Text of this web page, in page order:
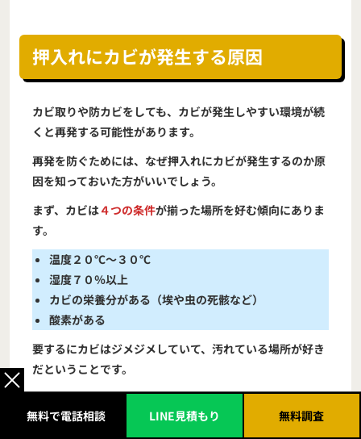
押入れにカビが発生する原因
カビ取りや防カビをしても、カビが発生しやすい環境が続
くと再発する可能性があります。
再発を防ぐためには、なぜ押入れにカビが発生するのか原
因を知っておいた方がいいでしょう。
まず、カビは４つの条件が揃った場所を好む傾向にありま
す。
温度２０℃～３０℃
湿度７０％以上
カビの栄養分がある（埃や虫の死骸など）
酸素がある
要するにカビはジメジメしていて、汚れている場所が好き
だということです。
それでは、この４つの条件が揃いやすいケースを紹介しま
す。
無料で電話相談 LINE見積もり 無料調査